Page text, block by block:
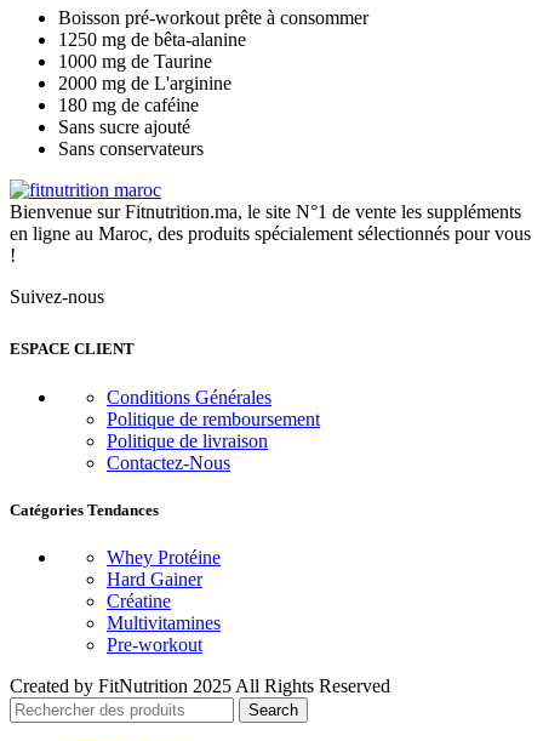
Boisson pré-workout prête à consommer
1250 mg de bêta-alanine
1000 mg de Taurine
2000 mg de L'arginine
180 mg de caféine
Sans sucre ajouté
Sans conservateurs
Bienvenue sur Fitnutrition.ma, le site N°1 de vente les suppléments
en ligne au Maroc, des produits spécialement sélectionnés pour vous
!
Suivez-nous
ESPACE CLIENT
Conditions Générales
Politique de remboursement
Politique de livraison
Contactez-Nous
Catégories Tendances
Whey Protéine
Hard Gainer
Créatine
Multivitamines
Pre-workout
Created by FitNutrition 2025 All Rights Reserved
Search